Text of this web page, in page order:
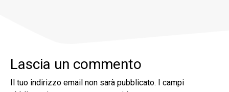
Lascia un commento
Il tuo indirizzo email non sarà pubblicato.
I campi